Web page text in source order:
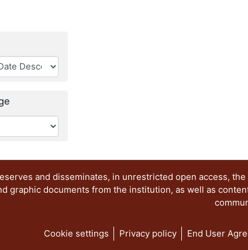
and disseminates, in unrestricted open access,
graphic documents from the institution, as well as
Cookie settings Privacy policy End User